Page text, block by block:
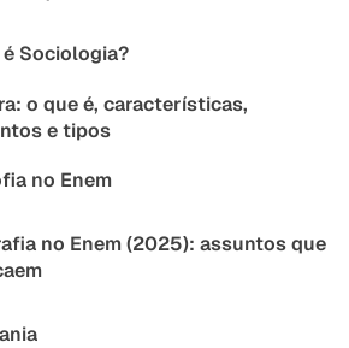
é Sociologia?
o que é, características,
e tipos
no Enem
no Enem (2025): assuntos que